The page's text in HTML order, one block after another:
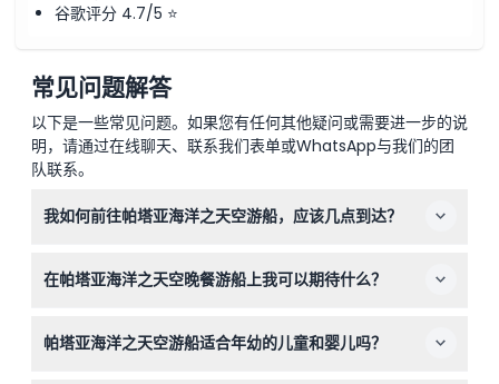
谷歌评分 4.7/5 ⭐
常见问题解答
以下是一些常见问题。如果您有任何其他疑问或需要进一步的说
明，请通过在线聊天、联系我们表单或WhatsApp与我们的团
队联系。
我如何前往帕塔亚海洋之天空游船，应该几点到达？
议您至少提前10分钟到达，以确保顺利登船。
在帕塔亚海洋之天空晚餐游船上我可以期待什么？
底天空步道，享用1.5小时的国际和海鲜自助晚餐。整个晚
帕塔亚海洋之天空游船适合年幼的儿童和婴儿吗？